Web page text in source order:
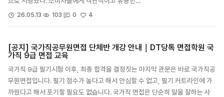
26.05.13 103 0 4
[공지] 국가직공무원면접 단체반 개강 안내｜DT당톡 면접학원 국
가직 9급 면접 교육
국가직 9급 필기시험 이후, 최종 합격을 결정짓는 마지막 관문은 바로 국가직공
무원면접입니다. 필기 점수가 높다고 해서 안심할 수 없고, 필기 커트라인에 가
까웠다고 해서 포기할 필요도 없습니다. 국가직 면접은 단순히 말을 잘하는 사